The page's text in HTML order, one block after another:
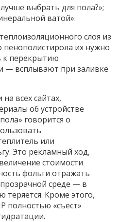
выбрать для пола?»;
ватой».
слоя из
пенополистирола их нужно
к перекрытию
— всплывают при заливке
всех сайтах,
об устройстве
говорится о
или
Это рекламный ход,
стоимости
фольги отражать
среде — в
теряется. Кроме этого,
полностью «съест»